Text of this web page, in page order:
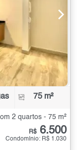
75 m²
2 quartos - 75 m²
R$ 6.500
Condomínio: R$ 1.030